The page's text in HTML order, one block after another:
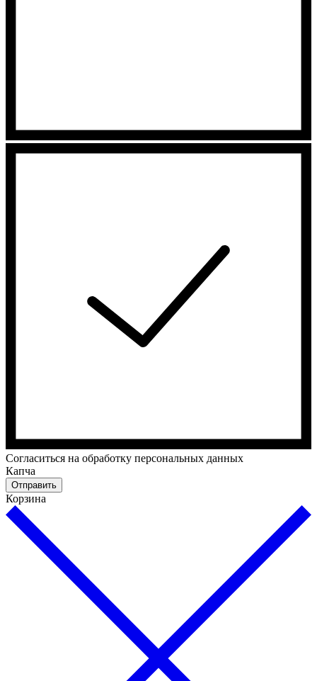
Cогласиться на обработку персональных данных
Капча
Отправить
Корзина